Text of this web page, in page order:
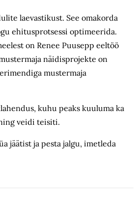
laevastikust. See omakorda
ehitusprotsessi optimeerida.
on Renee Puusepp eeltöö
näidisprojekte on
mustermaja
kuhu peaks kuuluma ka
veidi teisiti.
jäätist ja pesta jalgu, imetleda